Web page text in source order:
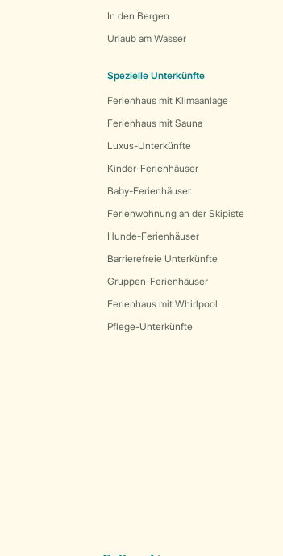
In den Bergen
Urlaub am Wasser
Spezielle Unterkünfte
Ferienhaus mit Klimaanlage
Ferienhaus mit Sauna
Luxus-Unterkünfte
Kinder-Ferienhäuser
Baby-Ferienhäuser
Ferienwohnung an der Skipiste
Hunde-Ferienhäuser
Barrierefreie Unterkünfte
Gruppen-Ferienhäuser
Ferienhaus mit Whirlpool
Pflege-Unterkünfte